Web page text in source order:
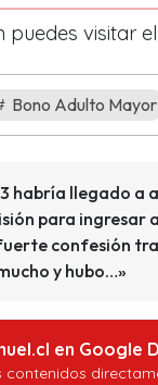
visitar
Bono Adulto Mayor
habría llegado
para ingresar a
confesión
y hubo…»
en Google
contenidos